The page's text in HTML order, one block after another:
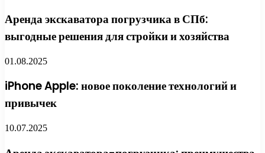
Аренда экскаватора погрузчика в СПб:
выгодные решения для стройки и хозяйства
01.08.2025
iPhone Apple: новое поколение технологий и
привычек
10.07.2025